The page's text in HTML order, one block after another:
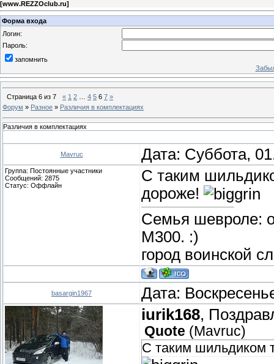
[www.REZZOclub.ru]
Форма входа
Логин:
Пароль:
запомнить
Страница 6 из 7 « 1 2 4 5 6 7 »
Форум » Разное » Различия в комплектациях
Различия в комплектациях
Mavruc Дата: Суббота,
Группа: Постоянные участники
Сообщений: 2875
Статус: Оффлайн
С таким
дороже!
Семья шевроле:
М300. :)
город воинской
basargin1967 Дата:
iurik168,
Quote (Mavruc)
С таким шильдиком